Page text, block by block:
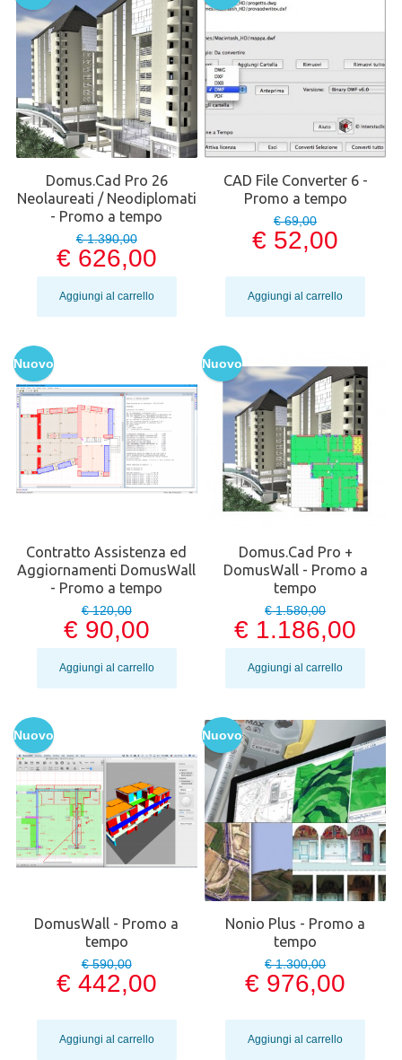
Domus.Cad Pro 26
Neolaureati / Neodiplomati
- Promo a tempo
€ 1.390,00
€ 626,00
Aggiungi al carrello
CAD File Converter 6 -
Promo a tempo
€ 69,00
€ 52,00
Aggiungi al carrello
Nuovo
Contratto Assistenza ed
Aggiornamenti DomusWall
- Promo a tempo
€ 120,00
€ 90,00
Aggiungi al carrello
Nuovo
Domus.Cad Pro +
DomusWall - Promo a
tempo
€ 1.580,00
€ 1.186,00
Aggiungi al carrello
Nuovo
DomusWall - Promo a
tempo
€ 590,00
€ 442,00
Aggiungi al carrello
Nuovo
Nonio Plus - Promo a
tempo
€ 1.300,00
€ 976,00
Aggiungi al carrello